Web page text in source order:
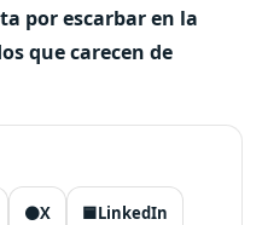
por escarbar en la
que carecen de
⚫X 🟦LinkedIn